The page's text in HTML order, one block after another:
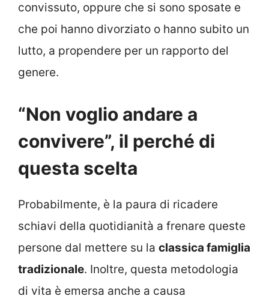
convissuto, oppure che si sono sposate e
che poi hanno divorziato o hanno subito un
lutto, a propendere per un rapporto del
genere.
“Non voglio andare a
convivere”, il perché di
questa scelta
Probabilmente, è la paura di ricadere
schiavi della quotidianità a frenare queste
persone dal mettere su la classica famiglia
tradizionale. Inoltre, questa metodologia
di vita è emersa anche a causa